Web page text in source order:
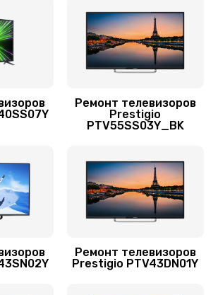
шнура питания
1500 руб.
Комплексная чистка
1400 руб.
Заказать
/ разблокировка
900 руб.
блока управления
Ремонт телевизоров
Prestigio
PTV55SS03Y_BK
Ремонт телевизоров
Prestigio PTV43DN01Y